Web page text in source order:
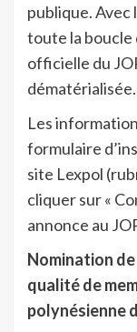
publique. Avec
toute la boucle
officielle du
dématérialisée.
Les
formulaire
site Lexpol
cliquer sur «
annonce au
Nomination
qualité de
polynésienne